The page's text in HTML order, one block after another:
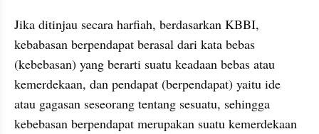
Jika ditinjau secara harfiah, berdasarkan KBBI,
kebabasan berpendapat berasal dari kata bebas
(kebebasan) yang berarti suatu keadaan bebas atau
kemerdekaan, dan pendapat (berpendapat) yaitu ide
atau gagasan seseorang tentang sesuatu, sehingga
kebebasan berpendapat merupakan suatu kemerdekaan